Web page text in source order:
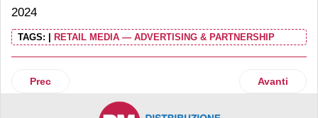
2024
TAGS: | RETAIL MEDIA — ADVERTISING & PARTNERSHIP
Articolo precedente: Dole Italia è official sponsor di
Prec Articolo
Avanti